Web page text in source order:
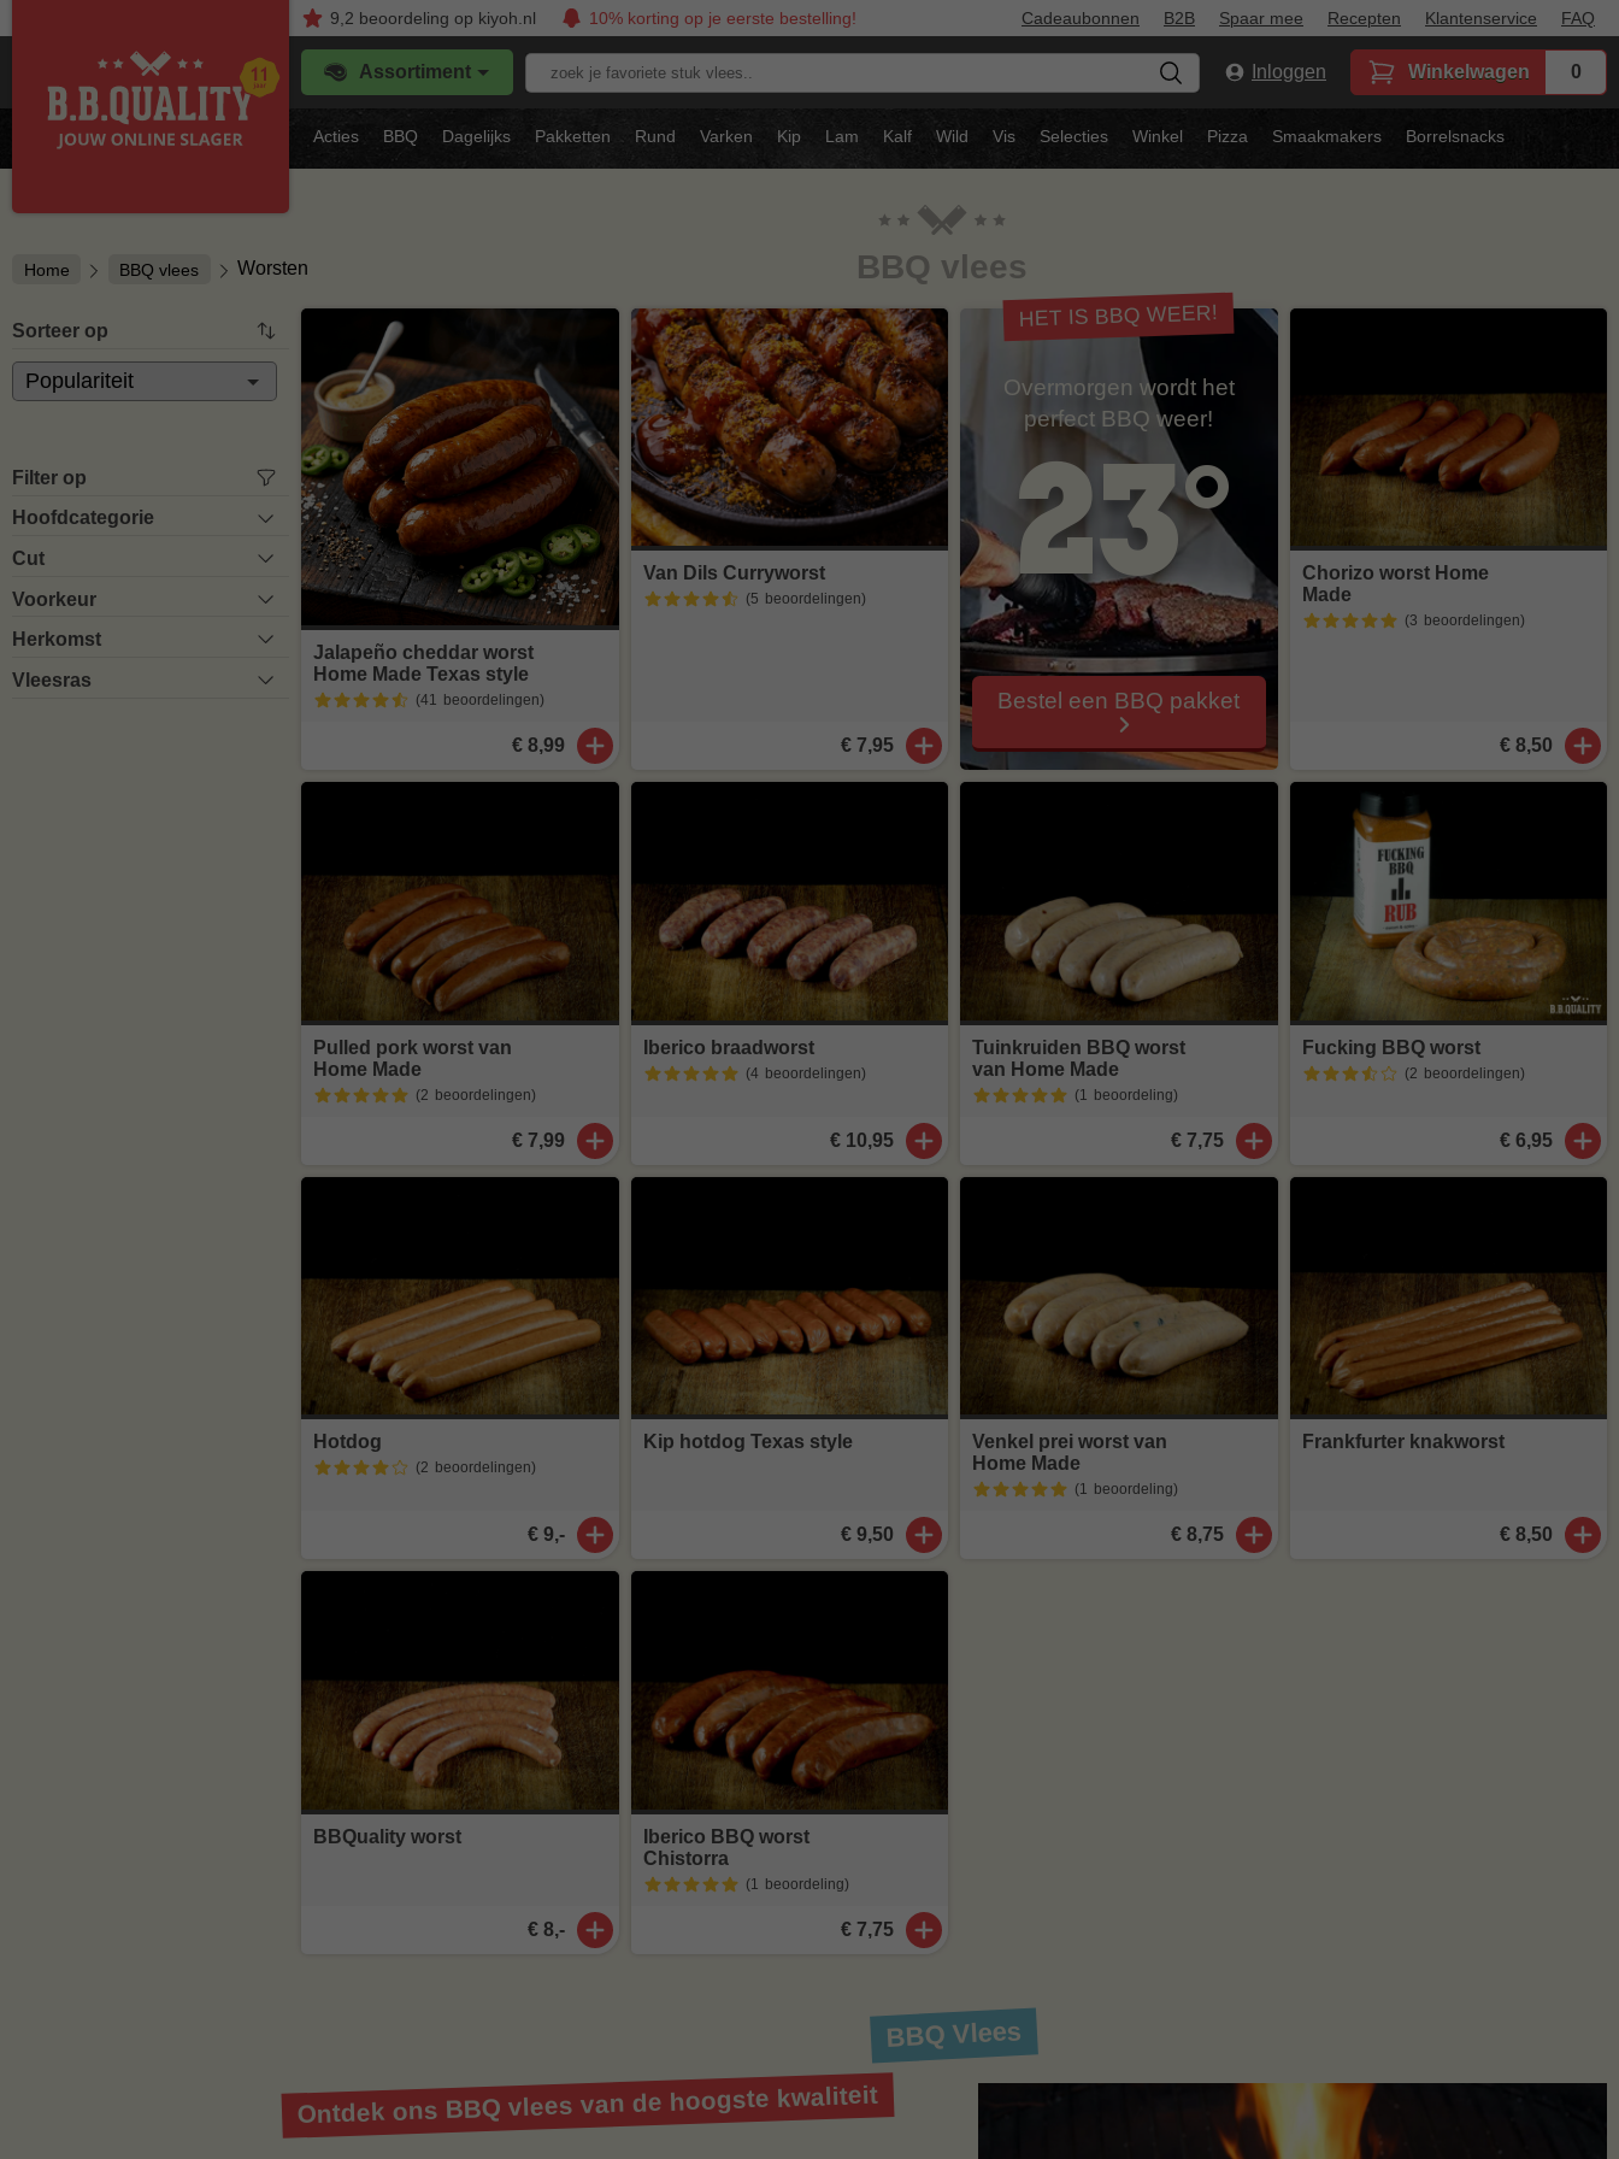
9,2 beoordelingop kiyoh.nl 10% korting op je eerste bestelling! Cadeaubonnen B2B Spaar mee Recepten Klantenservice FAQ
Assortiment
Zoek
stuk
vlees..
Inloggen Winkelwagen 0
Acties BBQ Dagelijks Pakketten Rund Varken Kip Lam Kalf Wild Vis Selecties Winkel Pizza Smaakmakers Borrelsnacks
Home BBQ vlees Worsten BBQ vlees
Sorteer op
Filter op
Hoofdcategorie
Cut
Voorkeur
Herkomst
Vleesras
Jalapeño cheddar worst
Home Made Texas style
(41 beoordelingen)
€ 8,99
Van Dils Curryworst
(5 beoordelingen)
€ 7,95
Chorizo worst Home
Made
(3 beoordelingen)
€ 8,50
Pulled pork worst van
Home Made
(2 beoordelingen)
€ 7,99
Iberico braadworst
(4 beoordelingen)
€ 10,95
Tuinkruiden BBQ worst
van Home Made
(1 beoordeling)
€ 7,75
Fucking BBQ worst
(2 beoordelingen)
€ 6,95
Hotdog
(2 beoordelingen)
€ 9,-
Kip hotdog Texas style
€ 9,50
Venkel prei worst van
Home Made
(1 beoordeling)
€ 8,75
Frankfurter knakworst
€ 8,50
BBQuality worst
€ 8,-
Iberico BBQ worst
Chistorra
(1 beoordeling)
€ 7,75
HET IS BBQ WEER!
Overmorgen wordt het
perfect BBQ weer!
23°
Bestel een BBQ pakket
BBQ Vlees
Ontdek ons BBQ vlees van de hoogste kwaliteit